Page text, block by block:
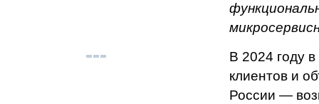
В 2024 году
клиентов и
России —